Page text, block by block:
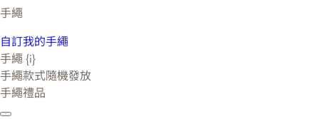
手繩
自訂我的手繩
手繩 {i}
手繩款式隨機發放
手繩禮品